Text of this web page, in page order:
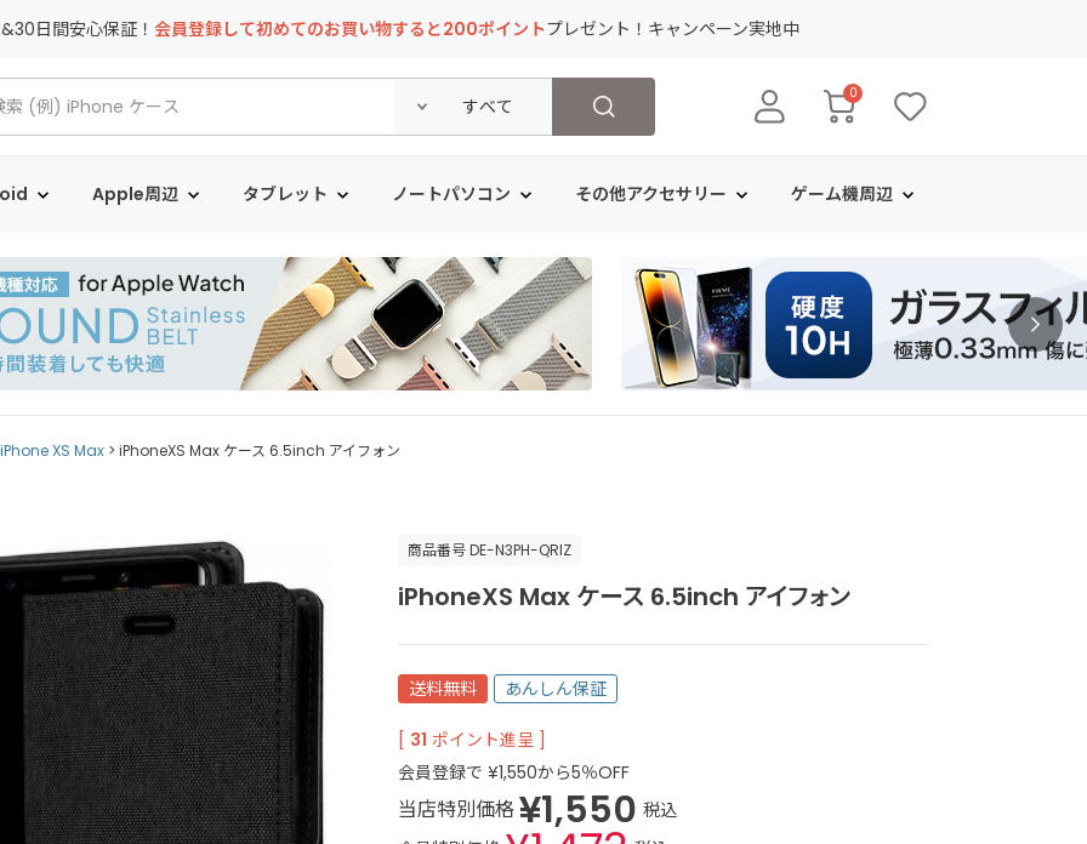
日間安心保証！ 会員登録して初めてのお買い物すると200ポイントプレゼント！キャンペーン実地中
0
Apple周辺 タブレット ノートパソコン その他アクセサリー ゲーム機周辺
iPhone XS Max iPhoneXS Max ケース 6.5inch アイフォン
商品番号DE-N3PH-QRIZ
iPhoneXS Max ケース 6.5inch アイフォン
送料無料 あんしん保証
[ 31 ポイント進呈 ]
会員登録で ¥1,550から5％OFF
当店特別価格¥1,550 税込